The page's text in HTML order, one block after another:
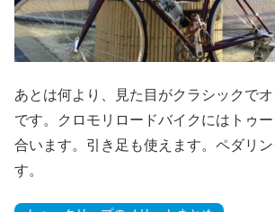
あとは何より、見た目がクラシックで
です。クロモリロードバイクにはトゥ
合います。引き足も使えます。ペダリ
す。